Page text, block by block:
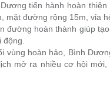
tiến hành hoàn
mặt đường rộng 15m, vỉa
đường hoàn thành giúp
động.
vùng hoàn hảo, Bình
mở ra nhiều cơ hội